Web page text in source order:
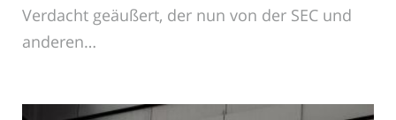
Verdacht geäußert, der nun von der SEC und
anderen…